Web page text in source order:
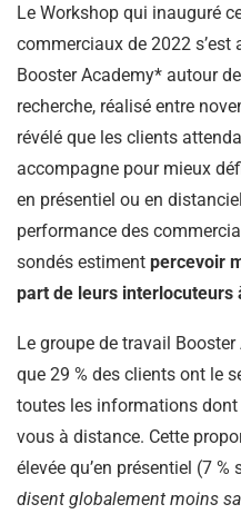
Le Workshop qui inauguré
commerciaux de 2022 s’est
Booster Academy* autour
recherche, réalisé entre
révélé que les clients
accompagne pour mieux
en présentiel ou en
performance des
sondés estiment percevoir
part de leurs interlocuteurs
Le groupe de travail
que 29 % des clients ont le
toutes les informations
vous à distance. Cette
élevée qu’en présentiel (7 %
disent globalement moins